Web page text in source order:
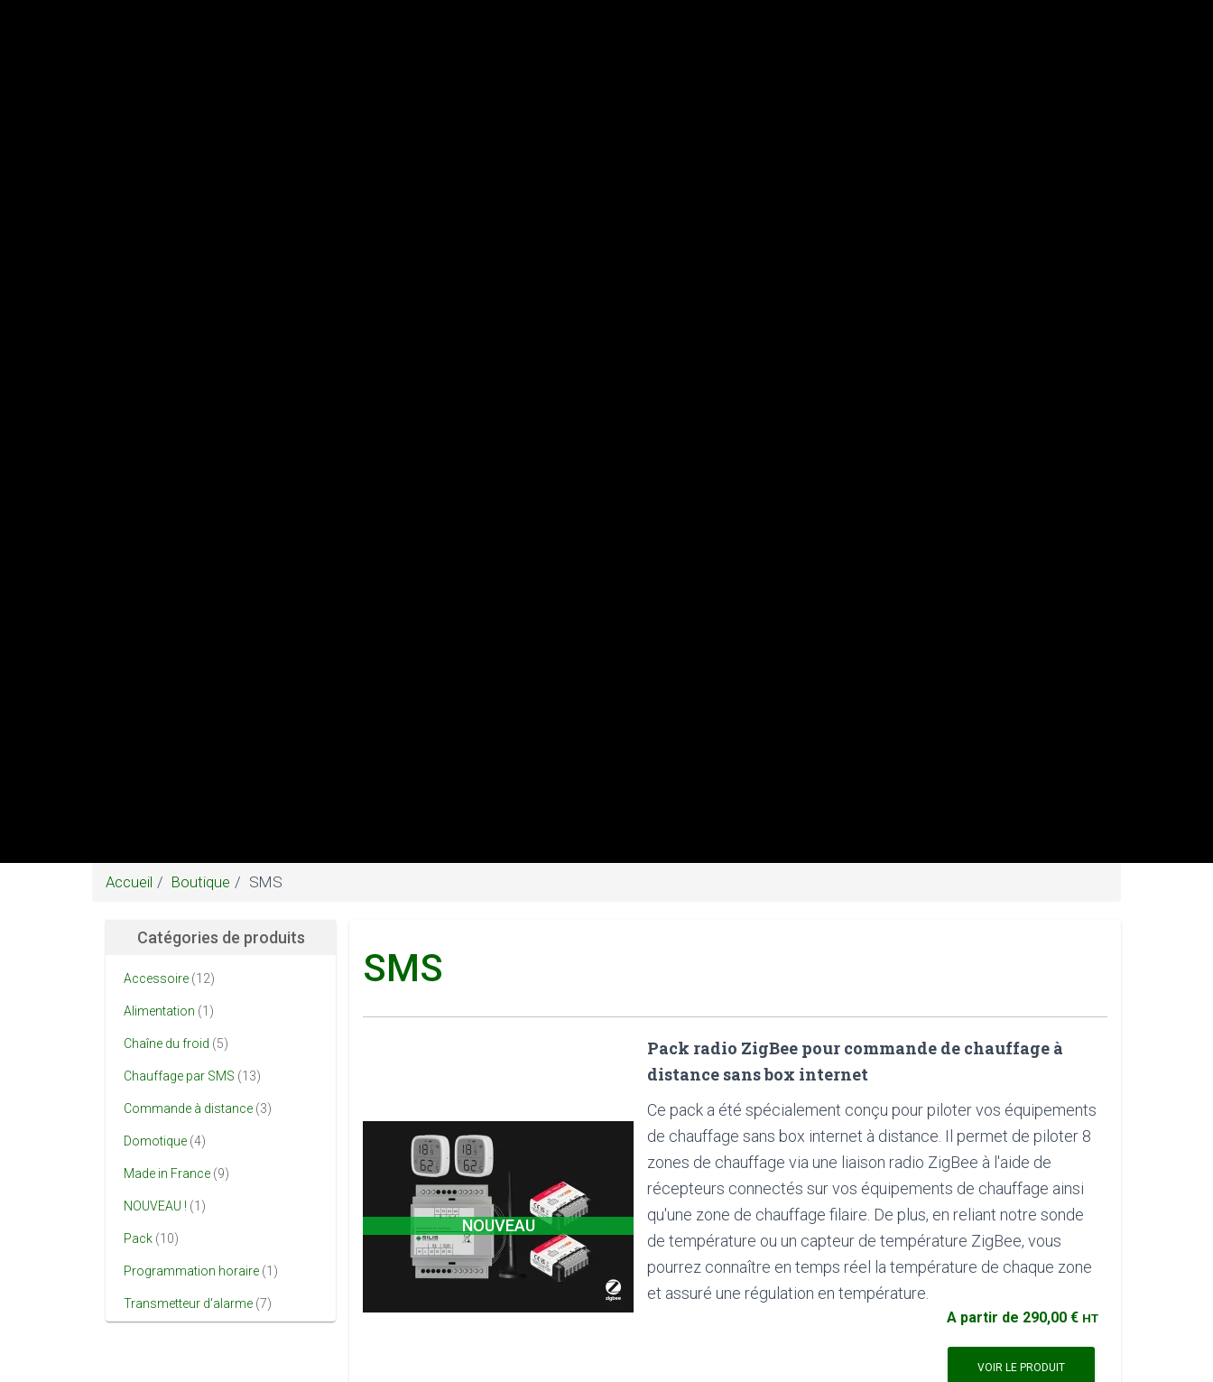
Accueil Boutique SMS
SMS
NOUVEAU
Pack radio ZigBee pour commande de chauffage à
distance sans box internet
Ce pack a été spécialement conçu pour piloter vos équipements
de chauffage sans box internet à distance. Il permet de piloter 8
zones de chauffage via une liaison radio ZigBee à l'aide de
récepteurs connectés sur vos équipements de chauffage ainsi
qu'une zone de chauffage filaire. De plus, en reliant notre sonde
de température ou un capteur de température ZigBee, vous
pourrez connaître en temps réel la température de chaque zone
et assuré une régulation en température.
A partir de 290,00 € HT
VOIR LE PRODUIT
Catégories de produits
Accessoire (12)
Alimentation (1)
Chaîne du froid (5)
Chauffage par SMS (13)
Commande à distance (3)
Domotique (4)
Made in France (9)
NOUVEAU ! (1)
Pack (10)
Programmation horaire (1)
Transmetteur d'alarme (7)